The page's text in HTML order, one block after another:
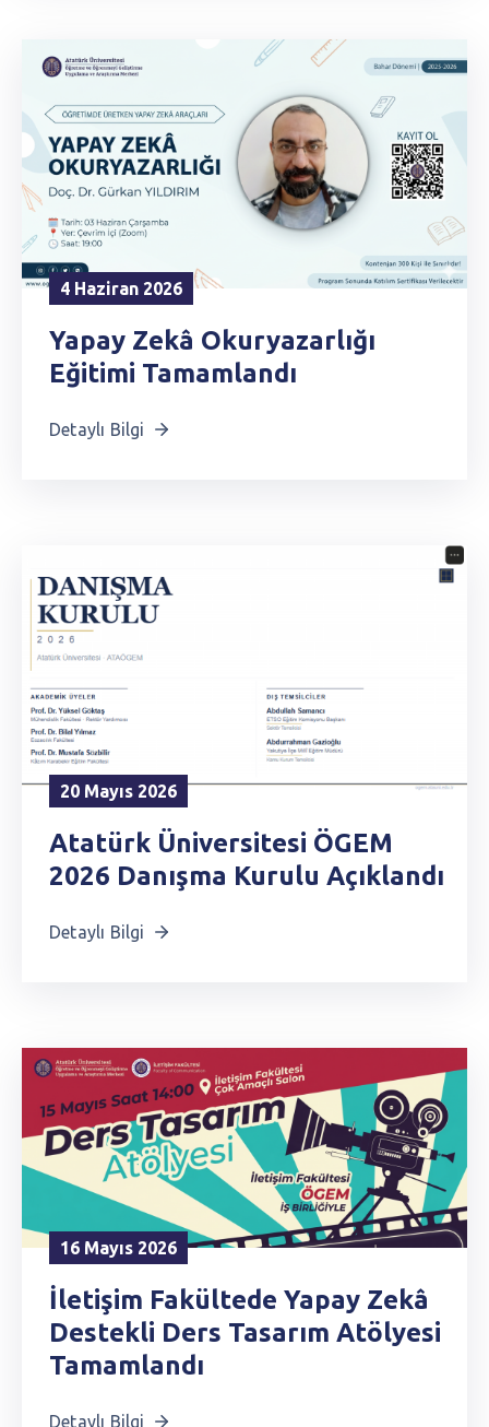
4 Haziran 2026
Yapay Zekâ Okuryazarlığı
Eğitimi Tamamlandı
Detaylı Bilgi
20 Mayıs 2026
Atatürk Üniversitesi ÖGEM
2026 Danışma Kurulu Açıklandı
Detaylı Bilgi
16 Mayıs 2026
İletişim Fakültede Yapay Zekâ
Destekli Ders Tasarım Atölyesi
Tamamlandı
Detaylı Bilgi